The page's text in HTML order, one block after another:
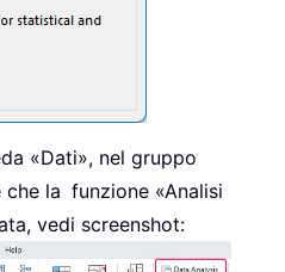
«Dati», nel gruppo
che la funzione «Analisi
vedi screenshot: